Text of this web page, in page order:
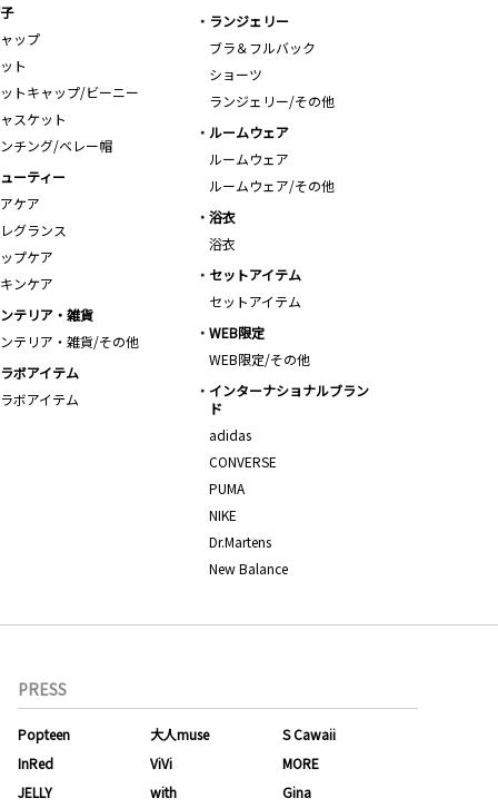
ップ
ト
トキャップ/ビーニー
スケット
チング/ベレー帽
ランジェリー
ブラ＆フルバック
ショーツ
ランジェリー/その他
ルームウェア
ルームウェア
ルームウェア/その他
ーティー
ケア
グランス
プケア
ンケア
浴衣
浴衣
セットアイテム
セットアイテム
テリア・雑貨
テリア・雑貨/その他
WEB限定
WEB限定/その他
ボアイテム
ボアイテム
インターナショナルブラン
ド
adidas
CONVERSE
PUMA
NIKE
Dr.Martens
New Balance
PRESS
Popteen 大人muse
S Cawaii
InRed
ViVi
MORE
JELLY
with Gina